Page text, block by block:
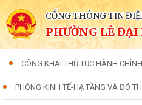
CỔNG THÔNG TIN
PHƯỜNG LÊ
CÔNG KHAI THỦ TỤC HÀNH CHÍNH
PHÒNG KINH TẾ-HẠ TẦNG VÀ ĐÔ